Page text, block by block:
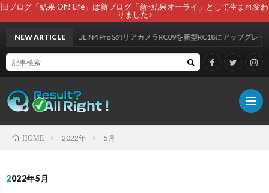
旧ブログ「結果 Oh! Life」は新ブログ「新･結果オーライ」として生まれ変わ
りました♪
NEW ARTICLEVANTRUE N4 Pro SのリアカメラRC09を新型RC18にアップグレード
HOME 2022年 5月
2022年5月